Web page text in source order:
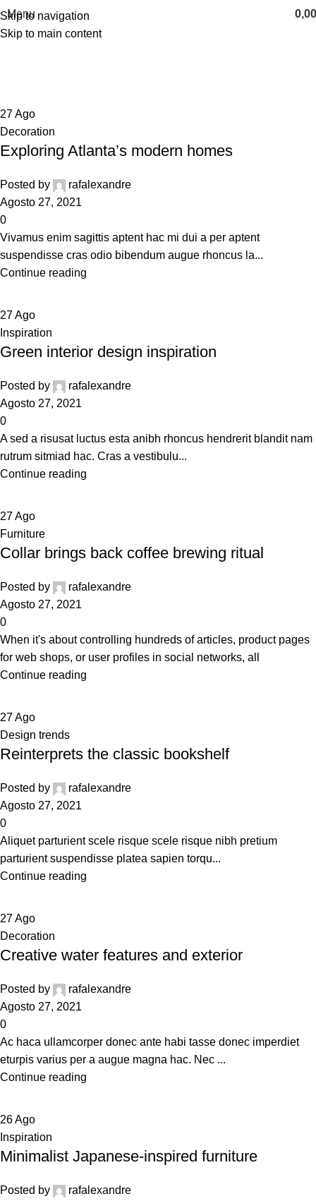
Skip to navigation
Skip to main content
Menu 0,00
Blog
27Ago
Decoration
Exploring Atlanta’s modern homes
Posted by
rafalexandre
Agosto 27, 2021
0
Vivamus enim sagittis aptent hac mi dui a per aptent
suspendisse cras odio bibendum augue rhoncus la...
Continue reading
27Ago
Inspiration
Green interior design inspiration
Posted by
rafalexandre
Agosto 27, 2021
0
A sed a risusat luctus esta anibh rhoncus hendrerit blandit nam
rutrum sitmiad hac. Cras a vestibulu...
Continue reading
27Ago
Furniture
Collar brings back coffee brewing ritual
Posted by
rafalexandre
Agosto 27, 2021
0
When it's about controlling hundreds of articles, product pages
for web shops, or user profiles in social networks, all
Continue reading
27Ago
Design trends
Reinterprets the classic bookshelf
Posted by
rafalexandre
Agosto 27, 2021
0
Aliquet parturient scele risque scele risque nibh pretium
parturient suspendisse platea sapien torqu...
Continue reading
27Ago
Decoration
Creative water features and exterior
Posted by
rafalexandre
Agosto 27, 2021
0
Ac haca ullamcorper donec ante habi tasse donec imperdiet
eturpis varius per a augue magna hac. Nec ...
Continue reading
26Ago
Inspiration
Minimalist Japanese-inspired furniture
Posted by
rafalexandre